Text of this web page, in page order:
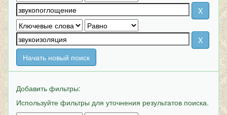
Начать новый поиск
Добавить фильтры:
Используйте фильтры для уточнения результатов поиска.